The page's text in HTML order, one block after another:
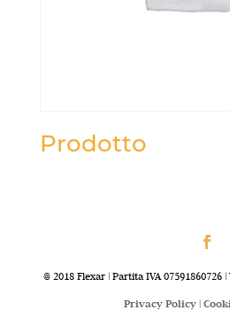
Prodotto
@ 2018 Flexar | Partita IVA 07591860726
Privacy Policy |